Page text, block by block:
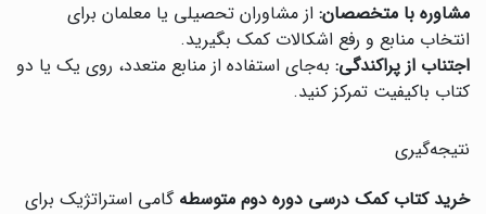
مشاوره با متخصصان: از مشاوران تحصیلی یا معلمان برای
انتخاب منابع و رفع اشکالات کمک بگیرید.
اجتناب از پراکندگی: به‌جای استفاده از منابع متعدد، روی یک یا دو
کتاب باکیفیت تمرکز کنید.
نتیجه‌گیری
خرید کتاب کمک درسی دوره دوم متوسطه گامی استراتژیک برای